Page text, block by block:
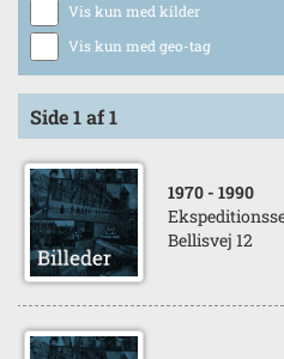
Vis kun med kilder
Vis kun med geo-tag
Side 1 af 1
1970 - 1990
Bellisvej 12